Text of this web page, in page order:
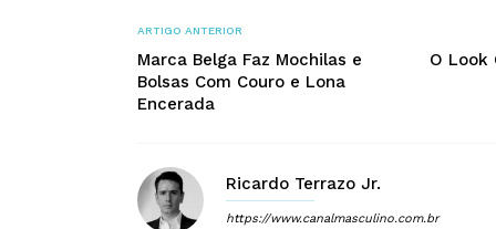
ARTIGO ANTERIOR
Marca Belga Faz Mochilas e
Bolsas Com Couro e Lona
Encerada
O Look
Ricardo Terrazo Jr.
https://www.canalmasculino.com.br